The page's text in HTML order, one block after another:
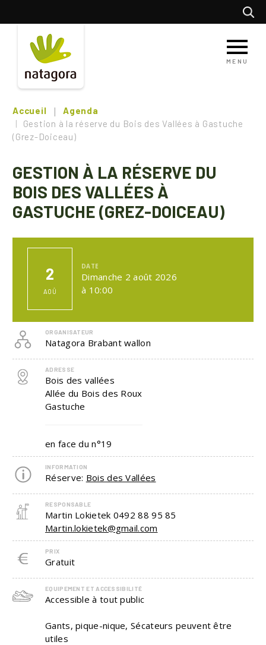
principal
MENU
Accueil
Agenda
Gestion à la réserve du Bois des Vallées à Gastuche
(Grez-Doiceau)
GESTION À LA RÉSERVE DU
BOIS DES VALLÉES À
GASTUCHE (GREZ-DOICEAU)
2
AOÛ
DATE
Dimanche 2 août 2026
à 10:00
ORGANISATEUR
Natagora Brabant wallon
ADRESSE
Bois des vallées
Allée du Bois des Roux
Gastuche
en face du n°19
INFORMATION
Réserve: Bois des Vallées
RESPONSABLE
Martin Lokietek 0492 88 95 85
Martin.lokietek@gmail.com
PRIX
Gratuit
EQUIPEMENT ET ACCESSIBILITÉ
Accessible à tout public
Gants, pique-nique, Sécateurs peuvent être
utiles